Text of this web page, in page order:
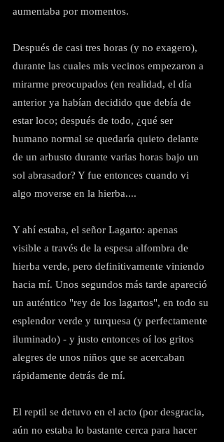
aumentaba por momentos.
Después de casi tres horas (y no exagero),
durante las cuales mis vecinos empezaron a
mirarme preocupados (en realidad, el día
anterior ya habían decidido que debía de
estar loco; después de todo, ¿qué ser
humano normal se quedaría quieto delante
de un arbusto durante varias horas bajo un
sol abrasador? Y fue entonces cuando vi
algo moverse en la hierba....
Y ahí estaba, el señor Lagarto: apenas
visible a través de la espesa alfombra de
hierba verde, pero definitivamente viniendo
hacia mí. Unos segundos más tarde apareció
un auténtico "rey de los lagartos", en todo su
esplendor verde y turquesa (y perfectamente
iluminado) - y justo entonces oí los gritos
alegres de unos niños que se acercaban
rápidamente detrás de mí.
El reptil se detuvo en el acto (por desgracia,
aún no estaba lo bastante cerca para hacer